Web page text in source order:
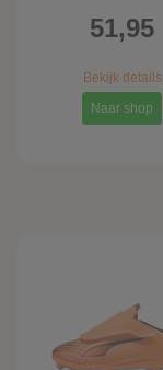
51,95
Bekijk details
Naar shop